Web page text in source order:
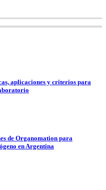
aplicaciones y criterios para
de Organomation para
en Argentina